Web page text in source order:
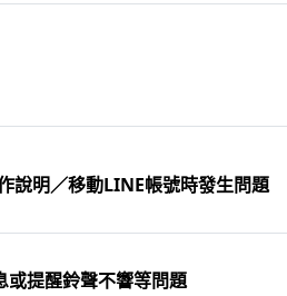
說明／移動LINE帳號時發生問題
或提醒鈴聲不響等問題